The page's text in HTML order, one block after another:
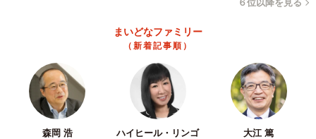
６位以降を見る
まいどなファミリー
（新着記事順）
森岡 浩 ハイヒール・リンゴ 大江 篤